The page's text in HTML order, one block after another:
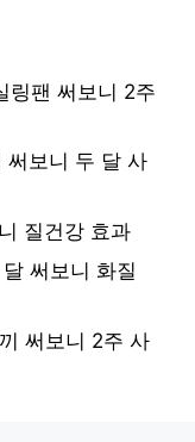
링팬 써보니 2주
써보니 두 달 사
질건강 효과
써보니 화질
써보니 2주 사